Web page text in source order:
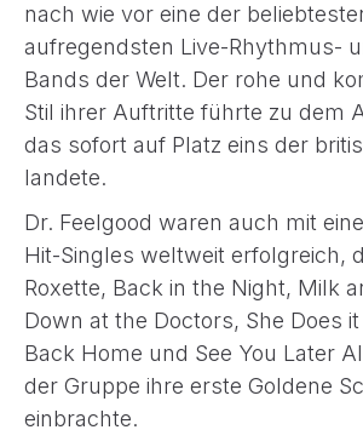
nach wie vor eine der
aufregendsten Live-Rhythmus-
Bands der Welt. Der rohe und
Stil ihrer Auftritte führte zu dem
das sofort auf Platz eins der
landete.
Dr. Feelgood waren auch mit
Hit-Singles weltweit erfolgreich,
Roxette, Back in the Night, Milk
Down at the Doctors, She Does it
Back Home und See You Later
der Gruppe ihre erste Goldene
einbrachte.